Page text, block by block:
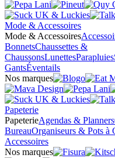
Mode & Accessoires
Mode & Accessoires
BonnetsChaussettes &
ChaussonsLunettesParapluies
GantsÉventails
Nos marques
Papeterie
PapeterieAgendas & Planners
BureauOrganiseurs & Pots à
Accessoires
Nos marques